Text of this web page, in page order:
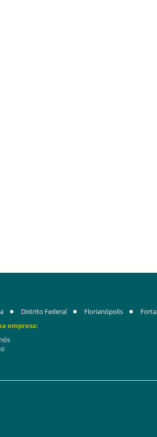
Distrito Federal Florianópolis
empresa: